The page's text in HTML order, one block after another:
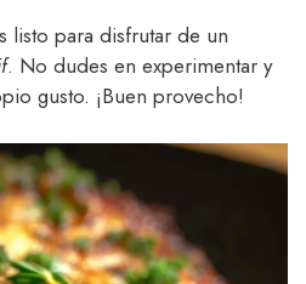
listo para disfrutar de un
. No dudes en experimentar y
gusto. ¡Buen provecho!